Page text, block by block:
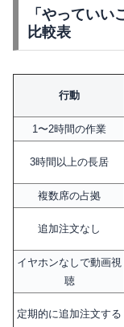
「やっていい
比較表
行動
1〜2時間の作業
3時間以上の長居
複数席の占拠
追加注文なし
イヤホンなしで動画視
聴
定期的に追加注文する